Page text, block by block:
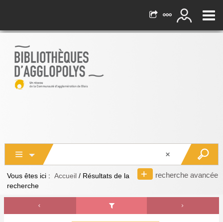
recherche avancée
Vous êtes ici : Accueil / Résultats de la
recherche